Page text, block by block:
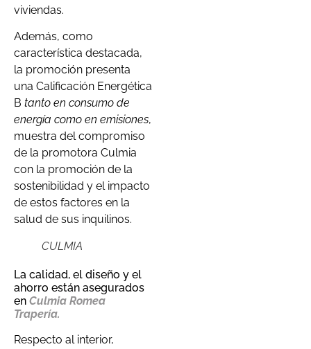
viviendas.
Además, como
característica destacada,
la promoción presenta
una Calificación Energética
B tanto en consumo de
energía como en emisiones,
muestra del compromiso
de la promotora Culmia
con la promoción de la
sostenibilidad y el impacto
de estos factores en la
salud de sus inquilinos.
CULMIA
La calidad, el diseño y el
ahorro están asegurados
en Culmia Romea
Trapería.
Respecto al interior,